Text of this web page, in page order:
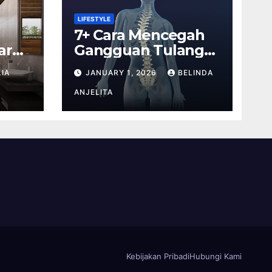
LIFESTYLE
7+ Cara Mencegah
Gangguan Tulang
pada Anak Penting
Anda Tahu
JANUARY 1, 2026 BELINDA
ANJELITA
Kebijakan PribadiHubungi Kami